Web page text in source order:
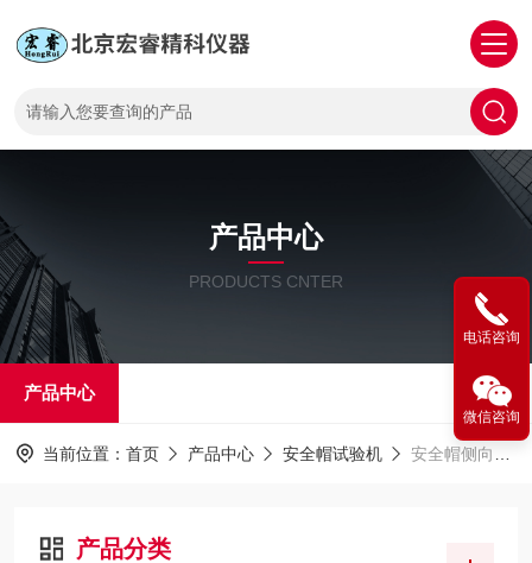
产品中心
PRODUCTS CNTER
产品中心
当前位置： 首页 产品中心 安全帽试验机 安全帽侧向刚性测试仪
产品分类
电话咨询
微信咨询